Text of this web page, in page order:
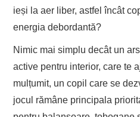
ieși la aer liber, astfel încât
energia debordantă?
Nimic mai simplu decât un
active pentru interior, care te
mulțumit, un copil care se
jocul rămâne principala